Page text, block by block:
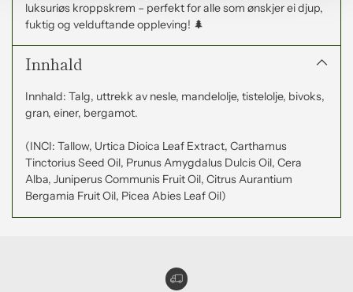
luksuriøs kroppskrem – perfekt for alle som ønskjer ei djup,
fuktig og velduftande oppleving! 🌲
Innhald
Innhald: Talg, uttrekk av nesle, mandelolje, tistelolje, bivoks,
gran, einer, bergamot.
(INCI: Tallow, Urtica Dioica Leaf Extract, Carthamus
Tinctorius Seed Oil, Prunus Amygdalus Dulcis Oil, Cera
Alba, Juniperus Communis Fruit Oil, Citrus Aurantium
Bergamia Fruit Oil, Picea Abies Leaf Oil)